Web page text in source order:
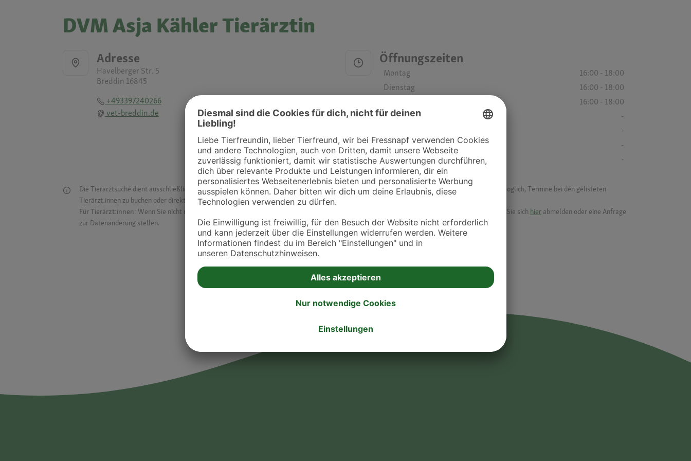
DVM Asja Kähler Tierärztin
Adresse
Havelberger Str. 5
Breddin 16845
+493397240266
vet-breddin.de
Öffnungszeiten
Montag
16:00 - 18:00
Dienstag
16:00 - 18:00
16:00 - 18:00
Donnerstag
-
-
Samstag
-
Sonntag
-
Die Tierarztsuche dient ausschließlich dazu, Tierarztpraxen und Kliniken in deiner Nähe übersichtlich anzuzeigen. Über Dr. Fressnapf ist es nicht möglich, Termine bei den gelisteten
Tierärzt:innen zu buchen oder direkt mit ihnen in Kontakt zu treten. Bitte wende dich hierfür direkt an die jeweilige Praxis oder Klinik.
Für Tierärzt:innen: Wenn Sie nicht mehr auf der Dr. Fressnapf Tierarztsuche als Praxis gelistet werden oder Ihre Daten ändern möchten, können Sie sich hier abmelden oder eine Anfrage
zur Datenänderung stellen.